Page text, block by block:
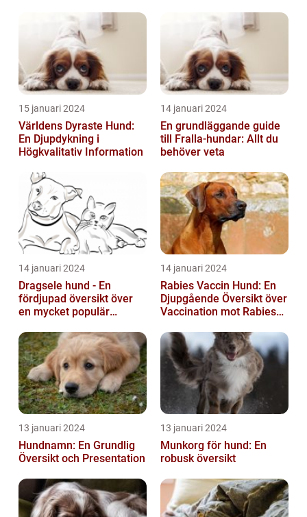
15 januari 2024
Världens Dyraste Hund:
En Djupdykning i
Högkvalitativ Information
14 januari 2024
En grundläggande guide
till Fralla-hundar: Allt du
behöver veta
14 januari 2024
Dragsele hund - En
fördjupad översikt över
en mycket populär
14 januari 2024
Rabies Vaccin Hund: En
Djupgående Översikt över
Vaccination mot Rabies
13 januari 2024
Hundnamn: En Grundlig
Översikt och Presentation
13 januari 2024
Munkorg för hund: En
robusk översikt